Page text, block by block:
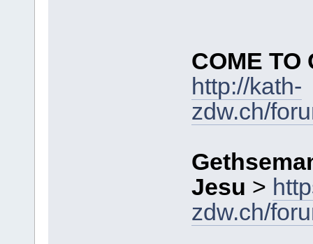
COME TO
http://kath-
zdw.ch/
Jesu >
zdw.ch/